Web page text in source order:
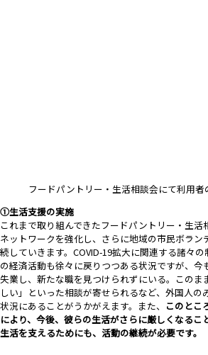
フードパントリー・生活相談会にて利用者
①生活支援の実施
これまで取り組んできたフードパントリー・生活
ネットワークを強化し、さらに地域の市民ボラン
続していきます。COVID-19拡大に関連する諸々
の経済活動も徐々に戻りつつある状況ですが、今
失業し、新たな職を見つけられずにいる。このま
しい」といった相談が寄せられるなど、外国人の
状況にあることがうかがえます。また、 このとこ
により、今後、彼らの生活がさらに厳しくなるこ
生活を支えるためにも、活動の継続が必要です。